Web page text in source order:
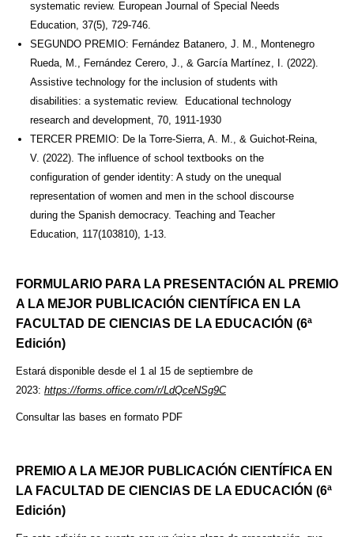
systematic review. European Journal of Special Needs
Education, 37(5), 729-746.
SEGUNDO PREMIO: Fernández Batanero, J. M., Montenegro
Rueda, M., Fernández Cerero, J., & García Martínez, I. (2022).
Assistive technology for the inclusion of students with
disabilities: a systematic review. Educational technology
research and development, 70, 1911-1930
TERCER PREMIO: De la Torre-Sierra, A. M., & Guichot-Reina,
V. (2022). The influence of school textbooks on the
configuration of gender identity: A study on the unequal
representation of women and men in the school discourse
during the Spanish democracy. Teaching and Teacher
Education, 117(103810), 1-13.
FORMULARIO PARA LA PRESENTACIÓN AL PREMIO
A LA MEJOR PUBLICACIÓN CIENTÍFICA EN LA
FACULTAD DE CIENCIAS DE LA EDUCACIÓN (6ª
Edición)
Estará disponible desde el 1 al 15 de septiembre de
2023: https://forms.office.com/r/LdQceNSg9C
Consultar las bases en formato PDF
PREMIO A LA MEJOR PUBLICACIÓN CIENTÍFICA EN
LA FACULTAD DE CIENCIAS DE LA EDUCACIÓN (6ª
Edición)